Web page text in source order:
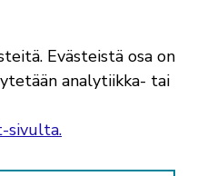
Evästeistä osa on
analytiikka- tai
sivulta.